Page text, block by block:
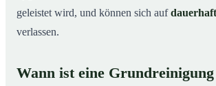
geleistet wird, und können sich auf
verlassen.
Wann ist eine